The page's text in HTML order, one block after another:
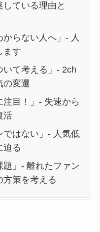
ている理由と
からない人へ」- 人
ます
いて考える」- 2ch
の変遷
注目！」- 失速から
活
ではない」- 人気低
迫る
題」- 離れたファン
方策を考える